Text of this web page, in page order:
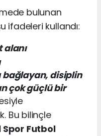
bulunan
ifadeleri kullandı:
alanı
bağlayan, disiplin
çok güçlü bir
Bu bilinçle
Spor Futbol